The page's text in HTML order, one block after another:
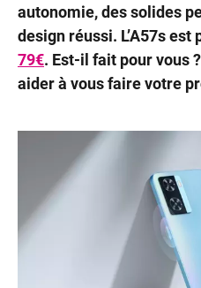
autonomie, des solides
design réussi. L’A57s est
79€. Est-il fait pour vous
aider à vous faire votre